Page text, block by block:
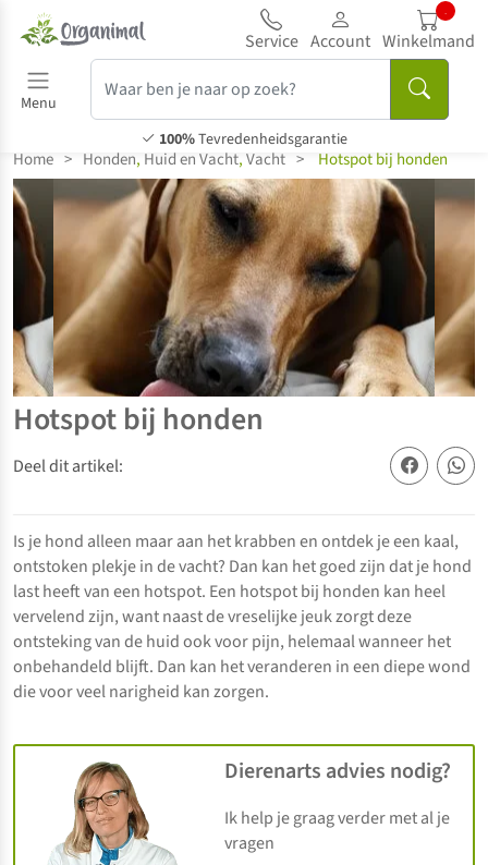
Service Account
...
Winkelmand
Menu
100%Tevredenheidsgarantie
Home > Honden, Huid en Vacht,Vacht > Hotspot bij honden
Hotspot bij honden
Deel dit artikel:
Is je hond alleen maar aan het krabben en ontdek je een kaal,
ontstoken plekje in de vacht? Dan kan het goed zijn dat je hond
last heeft van een hotspot. Een hotspot bij honden kan heel
vervelend zijn, want naast de vreselijke jeuk zorgt deze
ontsteking van de huid ook voor pijn, helemaal wanneer het
onbehandeld blijft. Dan kan het veranderen in een diepe wond
die voor veel narigheid kan zorgen.
Dierenarts advies nodig?
Ik help je graag verder met al je
vragen